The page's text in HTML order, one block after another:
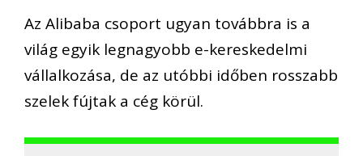
Az Alibaba csoport ugyan továbbra is a
világ egyik legnagyobb e-kereskedelmi
vállalkozása, de az utóbbi időben rosszabb
szelek fújtak a cég körül.